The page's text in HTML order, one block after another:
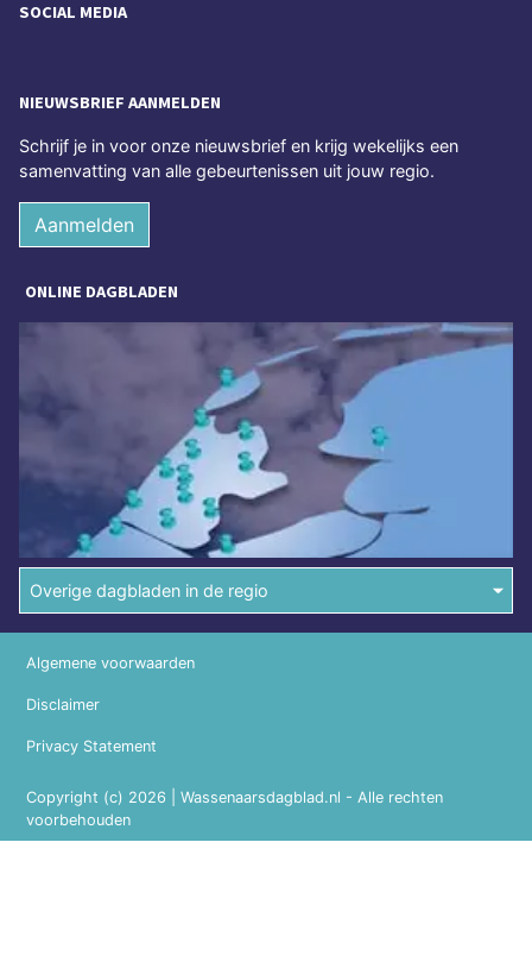
SOCIAL MEDIA
NIEUWSBRIEF AANMELDEN
Schrijf je in voor onze nieuwsbrief en krijg wekelijks een
samenvatting van alle gebeurtenissen uit jouw regio.
Aanmelden
ONLINE DAGBLADEN
Overige dagbladen in de regio
Copyright (c) 2026 | Wassenaarsdagblad.nl - Alle rechten
voorbehouden
Algemene voorwaarden
Disclaimer
Privacy Statement